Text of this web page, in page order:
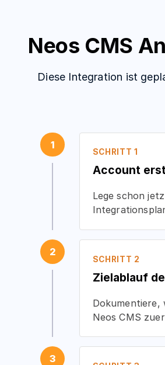
Neos CMS
Diese Integration ist
1
SCHRITT 1
Account
Lege schon
2
SCHRITT 2
Zielablauf
Dokumentiere,
Neos CMS
3